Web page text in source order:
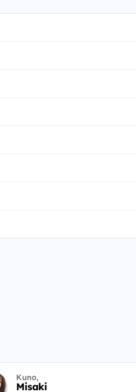
Kuno,
Misaki